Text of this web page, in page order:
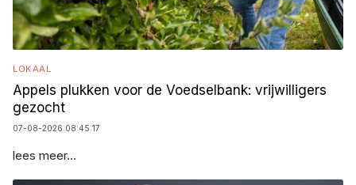
LOKAAL
Appels plukken voor de Voedselbank: vrijwilligers
gezocht
07-08-2026 08:45:17
lees meer...